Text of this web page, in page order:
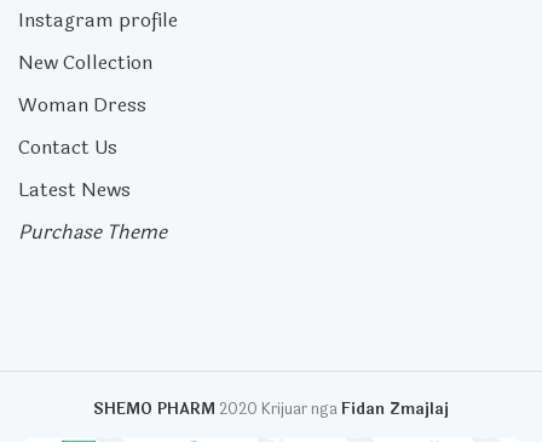
Instagram profile
New Collection
Woman Dress
Contact Us
Latest News
Purchase Theme
SHEMO PHARM 2020 Krijuar ngaFidan Zmajlaj